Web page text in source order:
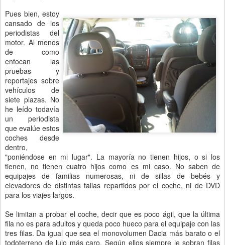
Pues bien, estoy
cansado de los
periodistas del
motor. Al menos
de como
enfocan las
pruebas y
reportajes sobre
vehículos de
siete plazas. No
he leído todavía
un periodista
que evalúe estos
coches desde
dentro,
"poniéndose en mi lugar". La mayoría no tienen hijos, o si los
tienen, no tienen cuatro hijos como es mi caso. No saben de
equipajes de familias numerosas, ni de sillas de bebés y
elevadores de distintas tallas repartidos por el coche, ni de DVD
para los viajes largos.
Se limitan a probar el coche, decir que es poco ágil, que la última
fila no es para adultos y queda poco hueco para el equipaje con las
tres filas. Da igual que sea el monovolumen Dacia más barato o el
todoterreno de lujo más caro. Según ellos siempre le sobran filas